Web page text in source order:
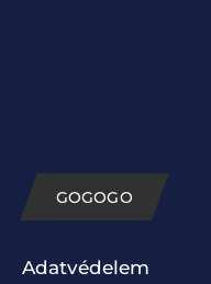
GOGOGO
Adatvédelem